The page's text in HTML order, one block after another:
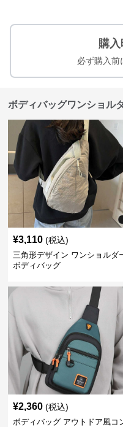
購
必ず購入前
ボディバッグワンショル
¥3,110 (税込)
三角形デザイン ワンショルダ
ボディバッグ
¥2,360 (税込)
ボディバッグ アウトドア風コ